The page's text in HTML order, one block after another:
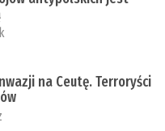
na Ceutę. Terroryści